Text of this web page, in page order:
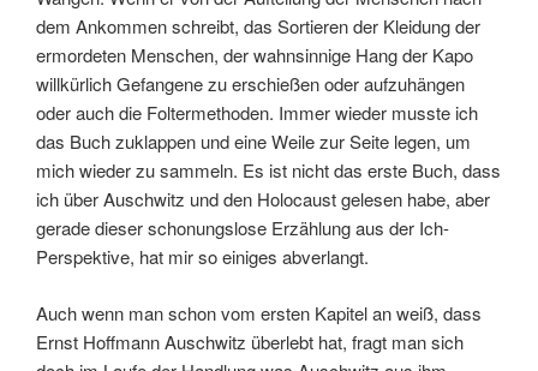
dem Ankommen schreibt, das Sortieren der Kleidung der
ermordeten Menschen, der wahnsinnige Hang der Kapo
willkürlich Gefangene zu erschießen oder aufzuhängen
oder auch die Foltermethoden. Immer wieder musste ich
das Buch zuklappen und eine Weile zur Seite legen, um
mich wieder zu sammeln. Es ist nicht das erste Buch, dass
ich über Auschwitz und den Holocaust gelesen habe, aber
gerade dieser schonungslose Erzählung aus der Ich-
Perspektive, hat mir so einiges abverlangt.
Auch wenn man schon vom ersten Kapitel an weiß, dass
Ernst Hoffmann Auschwitz überlebt hat, fragt man sich